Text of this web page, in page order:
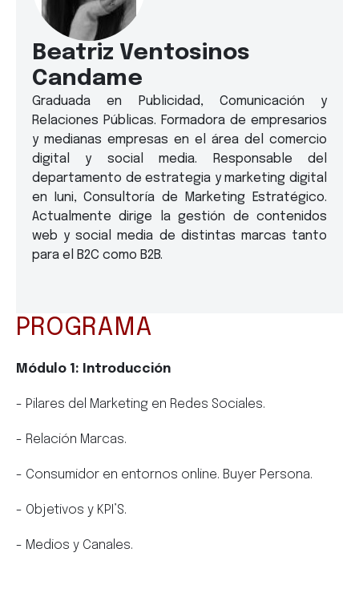
Beatriz Ventosinos
Candame
Graduada en Publicidad, Comunicación y
Relaciones Públicas. Formadora de empresarios
y medianas empresas en el área del comercio
digital y social media. Responsable del
departamento de estrategia y marketing digital
en Iuni, Consultoría de Marketing Estratégico.
Actualmente dirige la gestión de contenidos
web y social media de distintas marcas tanto
para el B2C como B2B.
PROGRAMA
Módulo 1: Introducción
- Pilares del Marketing en Redes Sociales.
- Relación Marcas.
- Consumidor en entornos online. Buyer Persona.
- Objetivos y KPI’S.
- Medios y Canales.